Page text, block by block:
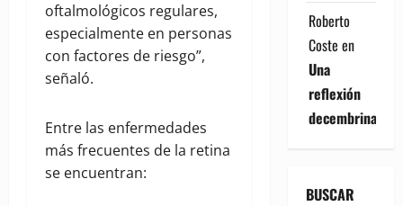
oftalmológicos regulares,
especialmente en personas
con factores de riesgo”,
señaló.
Entre las enfermedades
más frecuentes de la retina
se encuentran:
Roberto
Coste en
Una
reflexión
decembrina
BUSCAR